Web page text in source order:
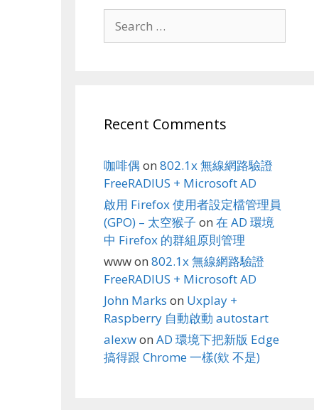
for:
Recent Comments
咖啡偶 on 802.1x 無線網路驗證
FreeRADIUS + Microsoft AD
啟用 Firefox 使用者設定檔管理員
(GPO) – 太空猴子 on 在 AD 環境
中 Firefox 的群組原則管理
wwwon 802.1x 無線網路驗證
FreeRADIUS + Microsoft AD
John Marks on Uxplay +
Raspberry 自動啟動 autostart
alexwon AD 環境下把新版 Edge
搞得跟 Chrome 一樣(欸 不是)